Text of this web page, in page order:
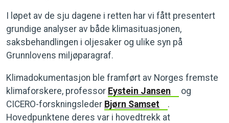
I løpet av de sju dagene i retten har vi fått presentert
grundige analyser av både klimasituasjonen,
saksbehandlingen i oljesaker og ulike syn på
Grunnlovens miljøparagraf.
Klimadokumentasjon ble framført av Norges fremste
klimaforskere, professor Eystein Jansen
og
CICERO-forskningsleder Bjørn Samset
.
Hovedpunktene deres var i hovedtrekk at